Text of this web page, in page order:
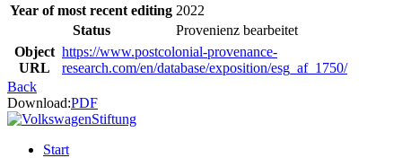
Year of most recent editing 2022
Status
Provenienz bearbeitet
Object
URL
https://www.postcolonial-provenance-
research.com/en/database/exposition/esg_af_1750/
Back
Download:PDF
Start